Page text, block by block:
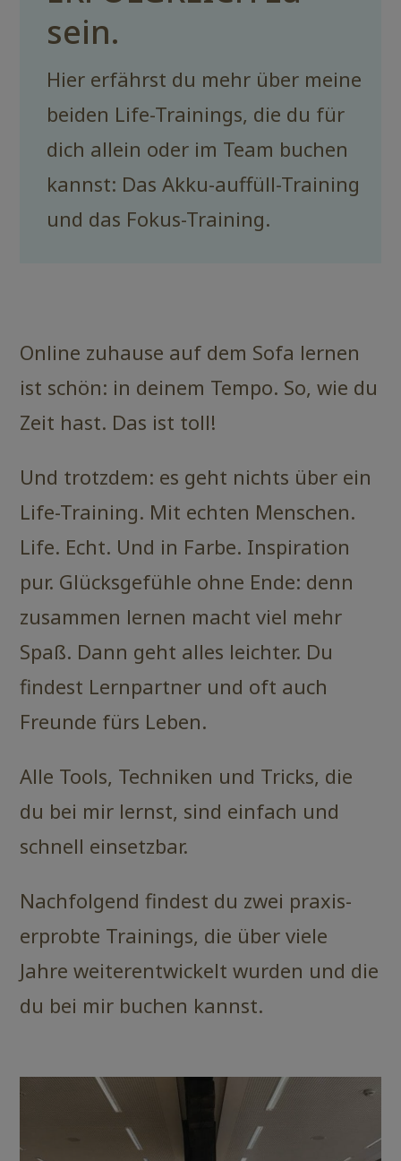
sein.
Hier erfährst du mehr über meine
beiden Life-Trainings, die du für
dich allein oder im Team buchen
kannst: Das Akku-auffüll-Training
und das Fokus-Training.
Online zuhause auf dem Sofa lernen
ist schön: in deinem Tempo. So, wie du
Zeit hast. Das ist toll!
Und trotzdem: es geht nichts über ein
Life-Training. Mit echten Menschen.
Life. Echt. Und in Farbe. Inspiration
pur. Glücksgefühle ohne Ende: denn
zusammen lernen macht viel mehr
Spaß. Dann geht alles leichter. Du
findest Lernpartner und oft auch
Freunde fürs Leben.
Alle Tools, Techniken und Tricks, die
du bei mir lernst, sind einfach und
schnell einsetzbar.
Nachfolgend findest du zwei praxis-
erprobte Trainings, die über viele
Jahre weiterentwickelt wurden und die
du bei mir buchen kannst.